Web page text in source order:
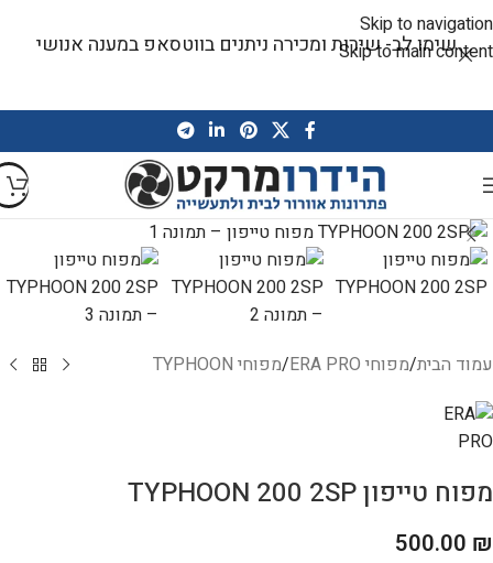
Skip to navigation
Skip to main content
שימו לב- שירות ומכירה ניתנים בווטסאפ במענה אנושי
עמוד הבית/מפוחי ERA PRO /מפוחי TYPHOON
מפוח טייפון TYPHOON 200 2SP
500.00 ₪